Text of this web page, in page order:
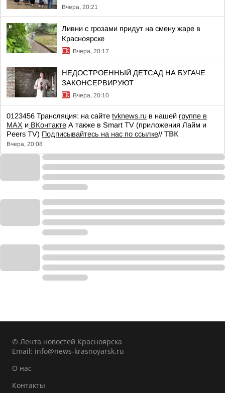
Вчера, 20:21
Ливни с грозами придут на смену жаре в
Красноярске
Вчера, 20:17
НЕДОСТРОЕННЫЙ ДЕТСАД НА БУГАЧЕ
ЗАКОНСЕРВИРУЮТ
Вчера, 20:10
0123456 Трансляция: на сайте tvknews.ru в нашей группе в
МАХ и ВКонтакте А также в Smart TV (приложения Лайм и
Peers TV) Подписывайтесь на нас по ссылке// ТВК
Вчера, 20:08
© Лента новостей Красноярска
Email: info@news-krasnoyarsk.ru
О нас
Контакты